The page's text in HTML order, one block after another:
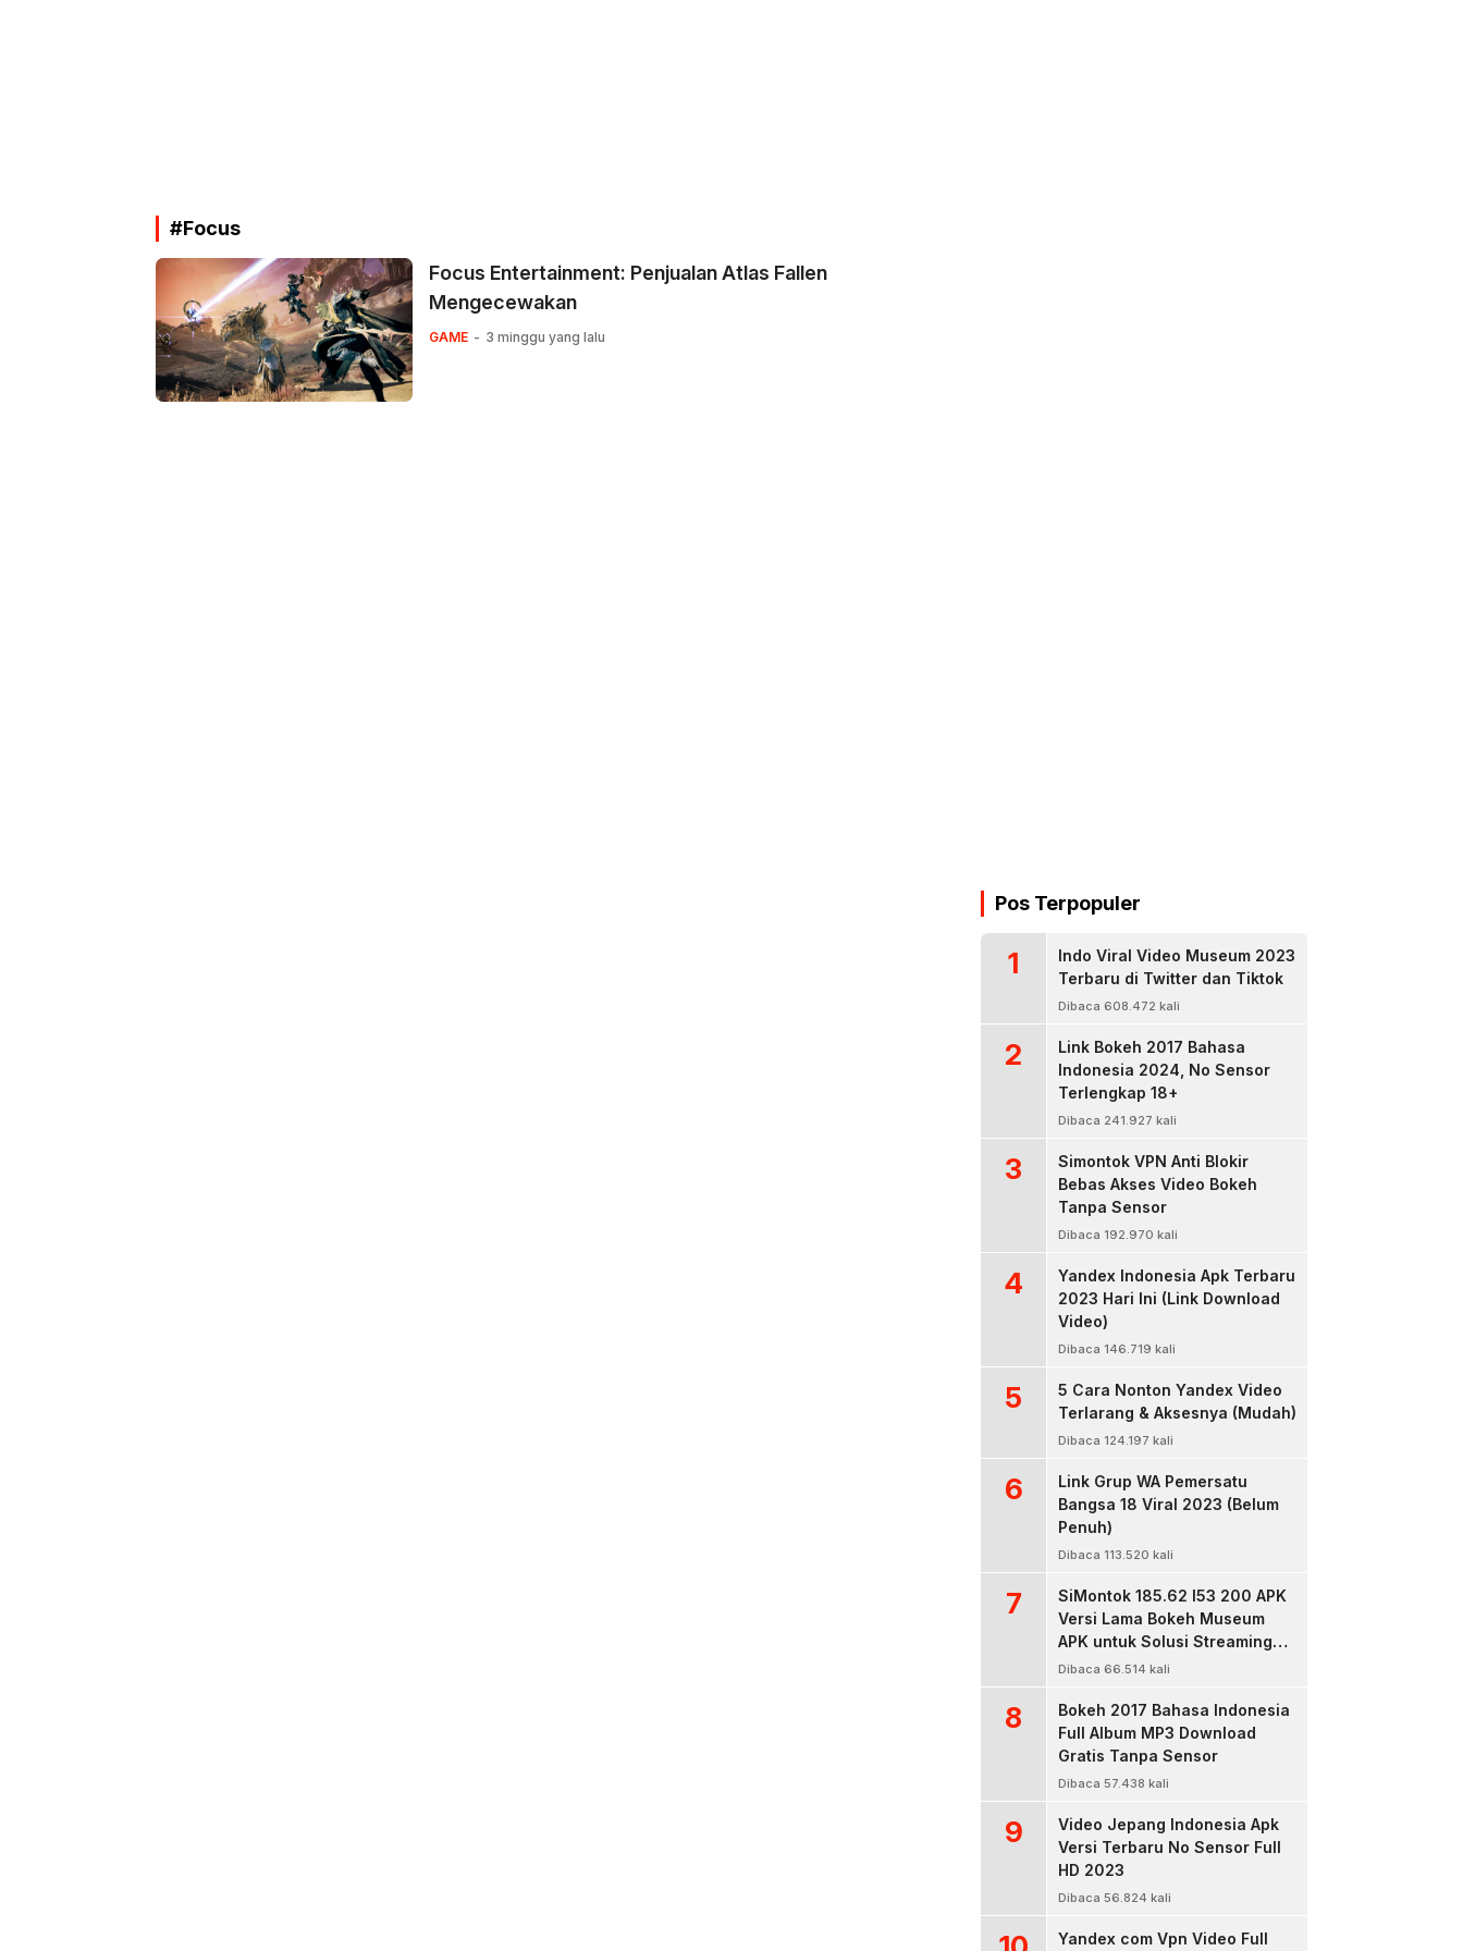
#Focus
Focus Entertainment: Penjualan Atlas Fallen
Mengecewakan
GAME 3 minggu yang lalu
Pos Terpopuler
1
Indo Viral Video Museum 2023
Terbaru di Twitter dan Tiktok
Dibaca 608.472 kali
2
Link Bokeh 2017 Bahasa
Indonesia 2024, No Sensor
Terlengkap 18+
Dibaca 241.927 kali
3
Simontok VPN Anti Blokir
Bebas Akses Video Bokeh
Tanpa Sensor
Dibaca 192.970 kali
4
Yandex Indonesia Apk Terbaru
2023 Hari Ini (Link Download
Video)
Dibaca 146.719 kali
5
5 Cara Nonton Yandex Video
Terlarang & Aksesnya (Mudah)
Dibaca 124.197 kali
6
Link Grup WA Pemersatu
Bangsa 18 Viral 2023 (Belum
Penuh)
Dibaca 113.520 kali
7
SiMontok 185.62 l53 200 APK
Versi Lama Bokeh Museum
APK untuk Solusi Streaming
Video Bokeh Tanpa Batas
Dibaca 66.514 kali
8
Bokeh 2017 Bahasa Indonesia
Full Album MP3 Download
Gratis Tanpa Sensor
Dibaca 57.438 kali
9
Video Jepang Indonesia Apk
Versi Terbaru No Sensor Full
HD 2023
Dibaca 56.824 kali
Yandex com Vpn Video Full